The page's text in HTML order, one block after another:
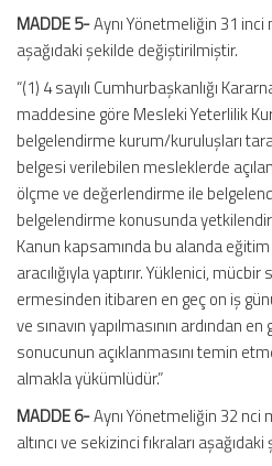
MADDE 5-Aynı Yönetmeliğin 31
aşağıdaki şekilde değiştirilmiştir.
“(1) 4 sayılı Cumhurbaşkanlığı
maddesine göre Mesleki Yeterlilik
belgelendirme kurum/kuruluşları
belgesi verilebilen mesleklerde
ölçme ve değerlendirme ile
belgelendirme konusunda
Kanun kapsamında bu alanda
aracılığıyla yaptırır. Yüklenici,
ermesinden itibaren en geç on iş
ve sınavın yapılmasının ardından
sonucunun açıklanmasını temin
almakla yükümlüdür.”
MADDE 6-Aynı Yönetmeliğin 32
altıncı ve sekizinci fıkraları